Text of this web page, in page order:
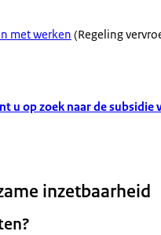
met werken (Regeling
u op zoek naar de subsidie
inzetbaarheid